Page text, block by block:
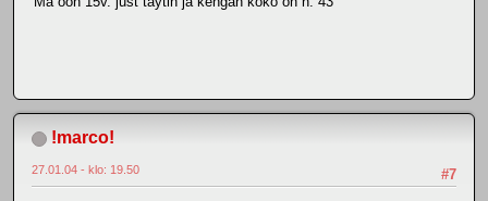
!marco!
#7
27.01.04 - klo: 19.50